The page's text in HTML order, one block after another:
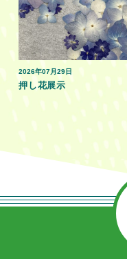
2026年07月29日
押し花展示